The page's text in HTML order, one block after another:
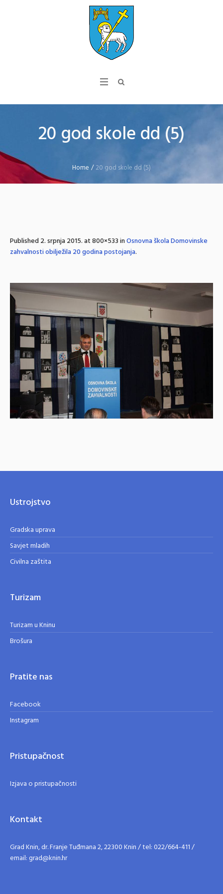
20 god skole dd (5)
Home /20 god skole dd (5)
Published2. srpnja 2015.at 800×533 inOsnovna škola Domovinske
zahvalnosti obilježila 20 godina postojanja.
Ustrojstvo
Gradska uprava
Savjet mladih
Civilna zaštita
Turizam
Turizam u Kninu
Brošura
Pratite nas
Facebook
Instagram
Pristupačnost
Izjava o pristupačnosti
Kontakt
Grad Knin, dr. Franje Tuđmana 2, 22300 Knin / tel: 022/664-411 /
email: grad@knin.hr